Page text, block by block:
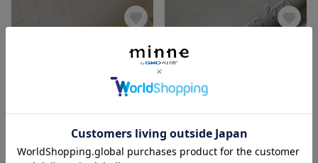
ハートマカロンのフェイクスィーツピアス
1,000円
残り1点 SOLD OUT